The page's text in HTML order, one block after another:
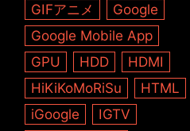
GIFアニメ
Google
Google Mobile App
GPU
HDD
HDMI
HiKiKoMoRiSu
HTML
iGoogle
IGTV